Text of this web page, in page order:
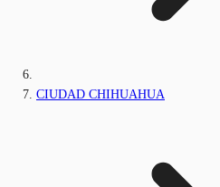
CIUDAD CHIHUAHUA